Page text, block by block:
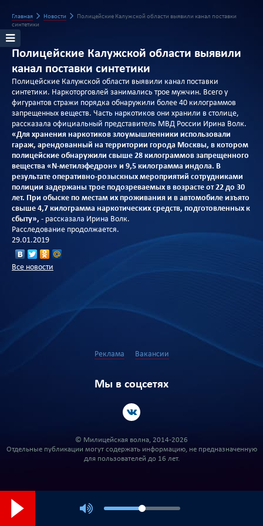
Главная Новости
Полицейские Калужской области выявили канал поставки
синтетики
Полицейские Калужской области выявили
канал поставки синтетики
Полицейские Калужской области выявили канал поставки
синтетики. Наркоторговлей занимались трое мужчин. Всего у
фигурантов стражи порядка обнаружили более 40 килограммов
запрещенных веществ. Часть наркотиков они хранили в столице,
рассказала официальный представитель МВД России Ирина Волк.
«Для хранения наркотиков злоумышленники использовали
гараж, арендованный на территории города Москвы, в котором
полицейские обнаружили свыше 28 килограммов запрещенного
вещества «N-метилэфедрон» и 9,5 килограмма индола. В
результате оперативно-розыскных мероприятий сотрудниками
полиции задержаны трое подозреваемых в возрасте от 22 до 30
лет. При обыске по местам их проживания и в автомобиле изъято
свыше 4,7 килограмма наркотических средств, подготовленных к
сбыту», - рассказала Ирина Волк.
Расследование продолжается.
29.01.2019
Все новости
Реклама Вакансии
Мы в соцсетях
© Милицейская волна, 2014-2026
Отдельные публикации могут содержать информацию, не предназначенную
для пользователей до 16 лет.